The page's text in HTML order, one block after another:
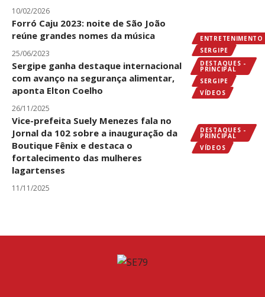
10/02/2026
ENTRETENIMENTO
SERGIPE
Forró Caju 2023: noite de São João
reúne grandes nomes da música
25/06/2023
DESTAQUES -
PRINCIPAL
SERGIPE
VÍDEOS
Sergipe ganha destaque internacional
com avanço na segurança alimentar,
aponta Elton Coelho
26/11/2025
DESTAQUES -
PRINCIPAL
VÍDEOS
Vice-prefeita Suely Menezes fala no
Jornal da 102 sobre a inauguração da
Boutique Fênix e destaca o
fortalecimento das mulheres
lagartenses
11/11/2025